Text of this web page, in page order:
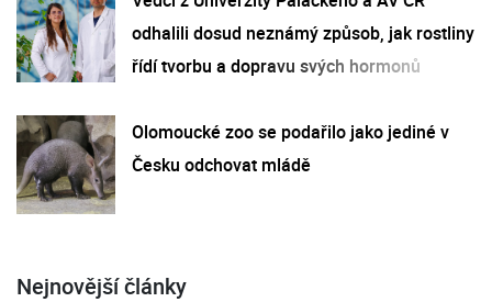
odhalili dosud neznámý způsob, jak rostliny
řídí tvorbu a dopravu svých hormonů
Olomoucké zoo se podařilo jako jediné v
Česku odchovat mládě
Nejnovější články